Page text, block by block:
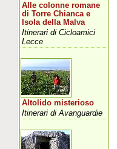
Alle colonne romane
di Torre Chianca e
Isola della Malva
Itinerari di Cicloamici
Lecce
Altolido misterioso
Itinerari di Avanguardie